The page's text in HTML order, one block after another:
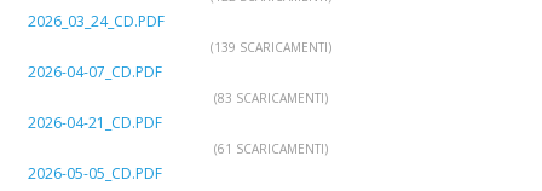
2026_03_24_CD.PDF
(139 SCARICAMENTI)
2026-04-07_CD.PDF
(83 SCARICAMENTI)
2026-04-21_CD.PDF
(61 SCARICAMENTI)
2026-05-05_CD.PDF